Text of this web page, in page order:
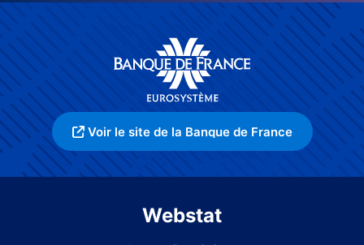
Voir le site de la Banque de France
Webstat